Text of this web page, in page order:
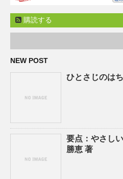
購読する
NEW POST
ひとさじのは
要点：やさし
勝恵 著